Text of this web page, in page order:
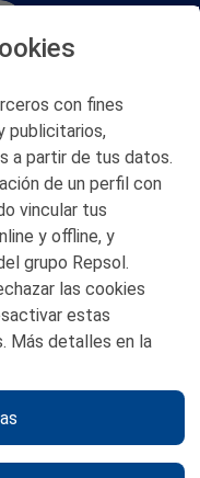
con fines
publicitarios,
a partir de tus datos.
de un perfil con
vincular tus
y offline, y
grupo Repsol.
las cookies
estas
Más detalles en la